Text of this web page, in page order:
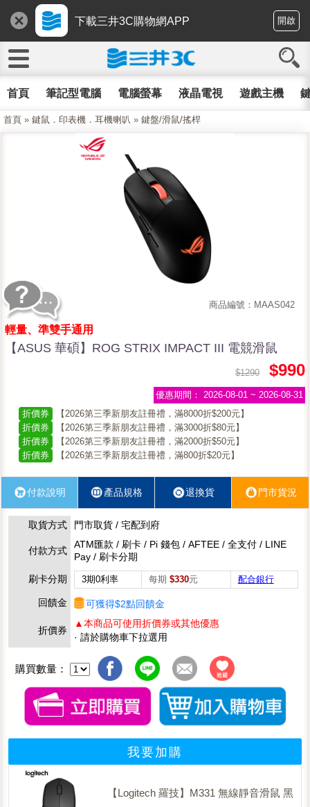
下載三井3C購物網APP 開啟
首頁 筆記型電腦 電腦螢幕 液晶電視 遊戲主機
首頁 » 鍵鼠．印表機．耳機喇叭 » 鍵盤/滑鼠/搖桿
商品編號：MAAS042
輕量、準雙手通用
【ASUS 華碩】ROG STRIX IMPACT III 電競滑鼠
$1290 $990
優惠期間： 2026-08-01 ~ 2026-08-31
折價券
【2026第三季新朋友註冊禮，滿8000折$200元】
折價券
【2026第三季新朋友註冊禮，滿3000折$80元】
折價券
【2026第三季新朋友註冊禮，滿2000折$50元】
折價券
【2026第三季新朋友註冊禮，滿800折$20元】
付款說明 產品規格 退換貨 門市貨況
取貨方式 門市取貨 / 宅配到府
付款方式
ATM匯款 / 刷卡 / Pi 錢包 / AFTEE / 全支付 / LINE
Pay / 刷卡分期
刷卡分期
3期0利率 每期 $330元 配合銀行
回饋金 可獲得$2點回饋金
折價券
▲本商品可使用折價券或其他優惠
· 請於購物車下拉選用
購買數量：
我要加購
【Logitech 羅技】M331 無線靜音滑鼠 黑